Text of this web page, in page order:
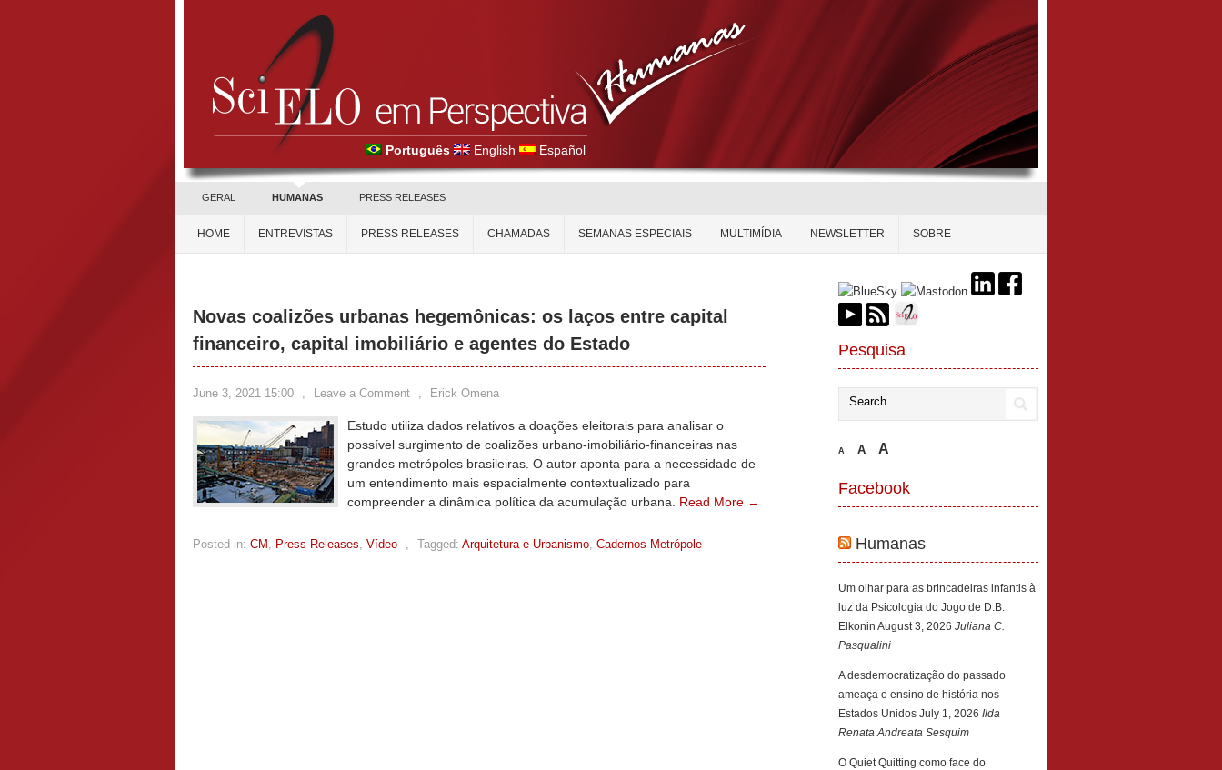
Português English Español
GERAL HUMANAS PRESS RELEASES
HOME ENTREVISTAS PRESS RELEASES CHAMADAS SEMANAS ESPECIAIS MULTIMÍDIA NEWSLETTER SOBRE
Novas coalizões urbanas hegemônicas: os laços entre capital
financeiro, capital imobiliário e agentes do Estado
June 3, 2021 15:00 , Leave a Comment , Erick Omena
Estudo utiliza dados relativos a doações eleitorais para analisar o
possível surgimento de coalizões urbano-imobiliário-financeiras nas
grandes metrópoles brasileiras. O autor aponta para a necessidade de
um entendimento mais espacialmente contextualizado para
compreender a dinâmica política da acumulação urbana. Read More →
Posted in: CM , Press Releases, Vídeo , Tagged: Arquitetura e Urbanismo, Cadernos Metrópole
Pesquisa
A A A
Facebook
Humanas
Um olhar para as brincadeiras infantis à
luz da Psicologia do Jogo de D.B.
Elkonin August 3, 2026 Juliana C.
Pasqualini
A desdemocratização do passado
ameaça o ensino de história nos
Estados Unidos July 1, 2026 Ilda
Renata Andreata Sesquim
O Quiet Quitting como face do